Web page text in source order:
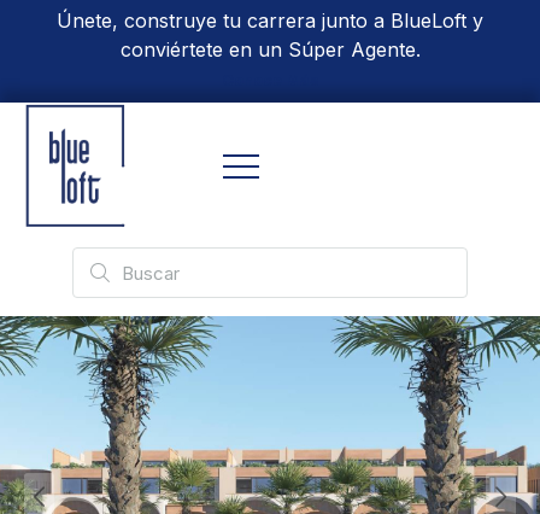
Únete, construye tu carrera junto a BlueLoft y
conviértete en un Súper Agente.